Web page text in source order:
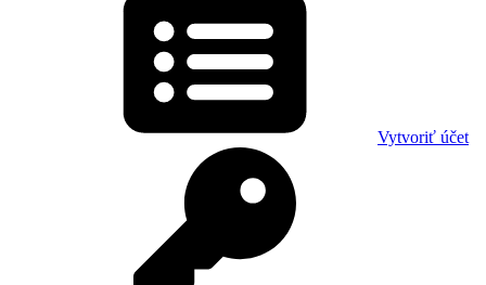
Vytvoriť účet